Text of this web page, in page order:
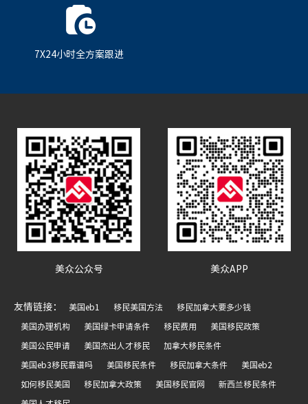
7X24小时全方案跟进
美众公众号 美众APP
友情链接： 美国eb1 移民美国方法 移民加拿大要多少钱
美国办理机构 美国绿卡申请条件 移民费用 美国移民政策
美国公民申请 美国杰出人才移民 加拿大移民条件
美国eb3移民靠谱吗 美国移民条件 移民加拿大条件 美国eb2
如何移民美国 移民加拿大政策 美国移民官网 新西兰移民条件